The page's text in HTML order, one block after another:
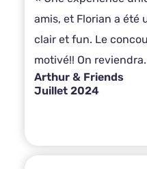
amis, et Florian a été
clair et fun. Le
motivé!! On
Arthur & Friends
Juillet 2024